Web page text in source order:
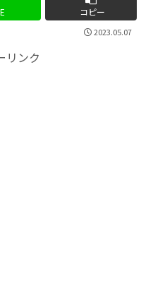
コピー
2023.05.07
リンク